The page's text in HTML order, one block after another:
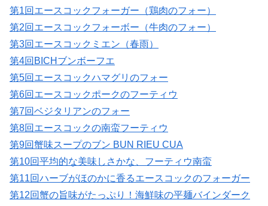
第1回エースコックフォーガー（鶏肉のフォー）
第2回エースコックフォーボー（牛肉のフォー）
第3回エースコックミエン（春雨）
第4回BICHブンボーフエ
第5回エースコックハマグリのフォー
第6回エースコックポークのフーティウ
第7回ベジタリアンのフォー
第8回エースコックの南蛮フーティウ
第9回蟹味スープのブン BUN RIEU CUA
第10回平均的な美味しさかな、フーティウ南蛮
第11回ハーブがほのかに香るエースコックのフォーガー
第12回蟹の旨味がたっぷり！海鮮味の平麺バインダーク